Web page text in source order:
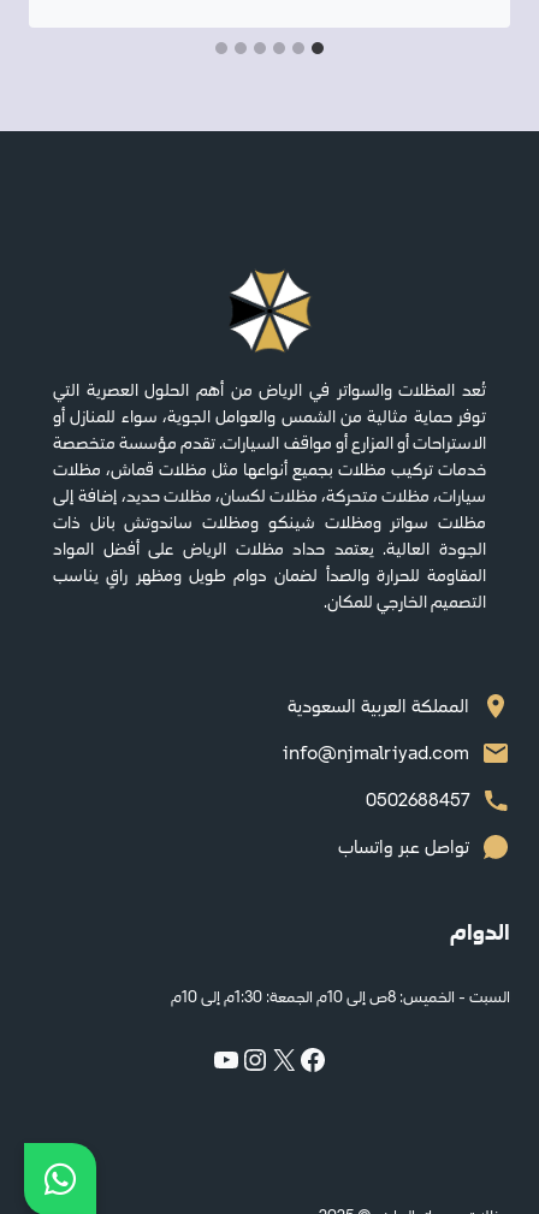
تُعد المظلات والسواتر في الرياض من أهم الحلول العصرية التي
توفر حماية مثالية من الشمس والعوامل الجوية، سواء للمنازل أو
الاستراحات أو المزارع أو مواقف السيارات. تقدم مؤسسة متخصصة
خدمات تركيب مظلات بجميع أنواعها مثل مظلات قماش، مظلات
سيارات، مظلات متحركة، مظلات لكسان، مظلات حديد، إضافة إلى
مظلات سواتر ومظلات شينكو ومظلات ساندوتش بانل ذات
الجودة العالية. يعتمد حداد مظلات الرياض على أفضل المواد
المقاومة للحرارة والصدأ لضمان دوام طويل ومظهر راقٍ يناسب
التصميم الخارجي للمكان.
المملكة العربية السعودية
info@njmalriyad.com
0502688457
تواصل عبر واتساب
الدوام
السبت - الخميس: 8ص إلى 10م الجمعة: 1:30م إلى 10م
فيسبوك
إكسإنستجرام
يوتيوب